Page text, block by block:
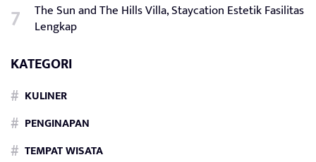
The Sun and The Hills Villa, Staycation Estetik Fasilitas
Lengkap
KATEGORI
KULINER
PENGINAPAN
TEMPAT WISATA